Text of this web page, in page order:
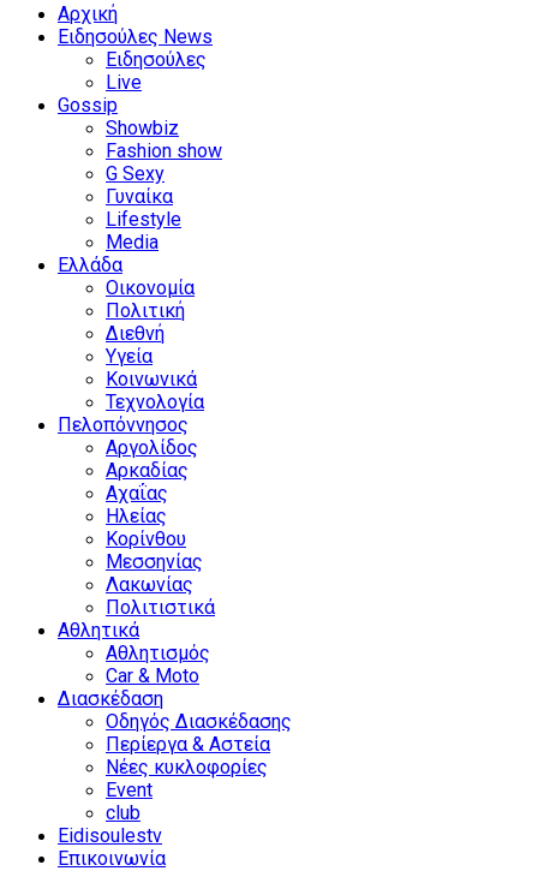
Αρχική
Ειδησούλες News
Ειδησούλες
Live
Gossip
Showbiz
Fashion show
G Sexy
Γυναίκα
Lifestyle
Media
Ελλάδα
Οικονομία
Πολιτική
Διεθνή
Υγεία
Κοινωνικά
Τεχνολογία
Πελοπόννησος
Αργολίδος
Αρκαδίας
Αχαΐας
Ηλείας
Κορίνθου
Μεσσηνίας
Λακωνίας
Πολιτιστικά
Αθλητικά
Αθλητισμός
Car & Moto
Διασκέδαση
Οδηγός Διασκέδασης
Περίεργα & Αστεία
Νέες κυκλοφορίες
Event
club
Eidisoulestv
Επικοινωνία